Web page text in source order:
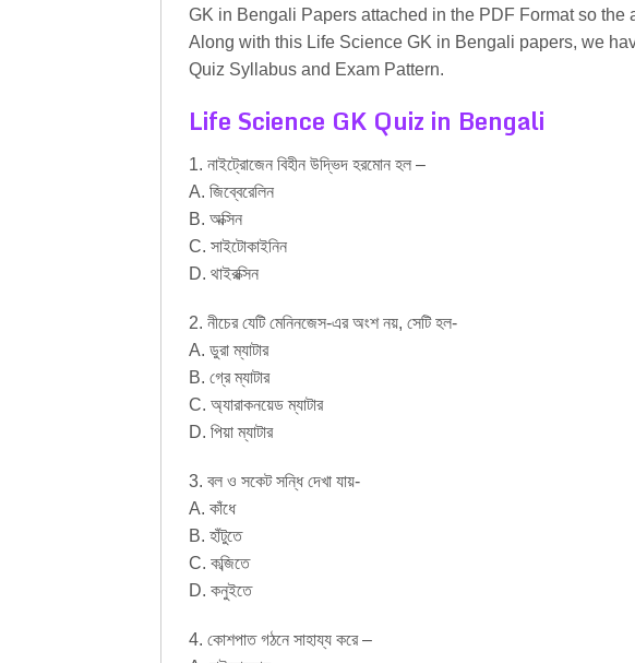
GK in Bengali Papers attached in the PDF Format so the
Along with this Life Science GK in Bengali papers, we
Quiz Syllabus and Exam Pattern.
Life Science GK Quiz in Bengali
1. নাইট্রোজেন বিহীন উদ্ভিদ হরমোন হল –
A. জিব্বেরেলিন
B. অক্সিন
C. সাইটোকাইনিন
D. থাইরক্সিন
2. নীচের যেটি মেনিনজেস-এর অংশ নয়, সেটি হল-
A. ডুরা ম্যাটার
B. গ্রে ম্যাটার
C. অ্যারাকনয়েড ম্যাটার
D. পিয়া ম্যাটার
3. বল ও সকেট সন্ধি দেখা যায়-
A. কাঁধে
B. হাঁটুতে
C. কব্জিতে
D. কনুইতে
4. কোশপাত গঠনে সাহায্য করে –